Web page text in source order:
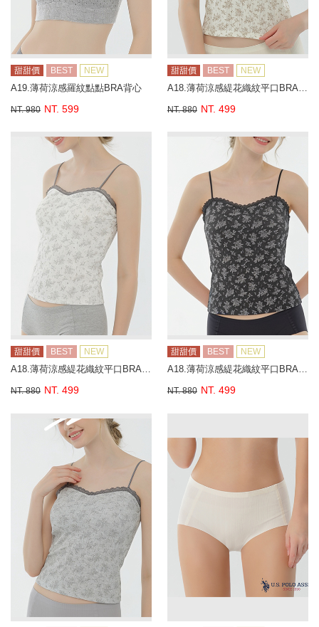
甜甜價 BEST NEW
A19.薄荷涼感羅紋點點BRA背心
NT. 980 NT. 599
甜甜價 BEST NEW
NT. 880 NT. 499
甜甜價 BEST NEW
A18.薄荷涼感緹花織紋平口BRA背心
NT. 880 NT. 499
甜甜價 BEST NEW
A18.薄荷涼感緹花織紋平口BRA背心
NT. 880 NT. 499